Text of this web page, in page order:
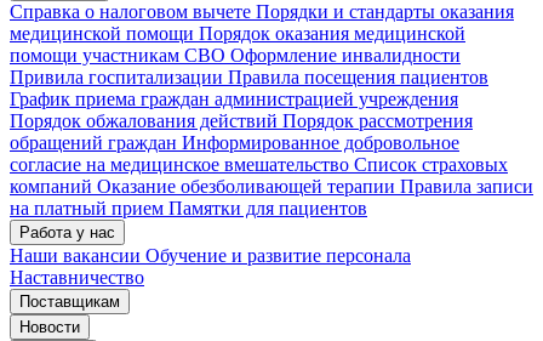
Справка о налоговом вычете Порядки и стандарты оказания
медицинской помощи Порядок оказания медицинской
помощи участникам СВО Оформление инвалидности
Привила госпитализации Правила посещения пациентов
График приема граждан администрацией учреждения
Порядок обжалования действий Порядок рассмотрения
обращений граждан Информированное добровольное
согласие на медицинское вмешательство Список страховых
компаний Оказание обезболивающей терапии Правила записи
на платный прием Памятки для пациентов
Работа у нас
Наши вакансии Обучение и развитие персонала
Наставничество
Поставщикам
Новости